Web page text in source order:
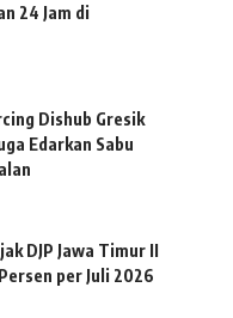
24 Jam di
Dishub Gresik
Edarkan Sabu
DJP Jawa Timur II
per Juli 2026